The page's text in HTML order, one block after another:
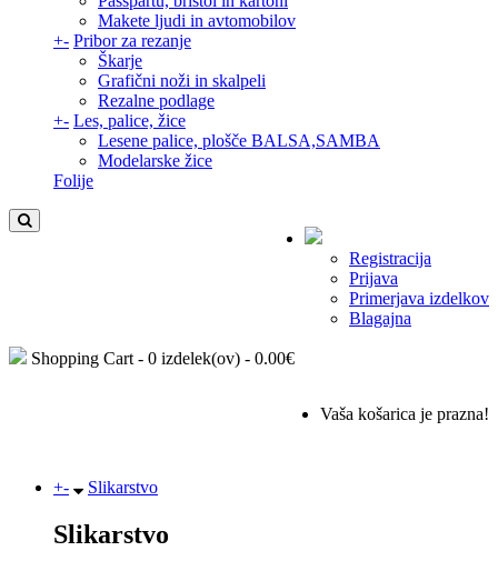
Makete ljudi in avtomobilov
+- Pribor za rezanje
Škarje
Grafični noži in skalpeli
Rezalne podlage
+- Les, palice, žice
Lesene palice, plošče BALSA,SAMBA
Modelarske žice
Folije
Registracija
Prijava
Primerjava izdelkov
Blagajna
Shopping Cart - 0 izdelek(ov) - 0.00€
Vaša košarica je prazna!
+- Slikarstvo
Slikarstvo